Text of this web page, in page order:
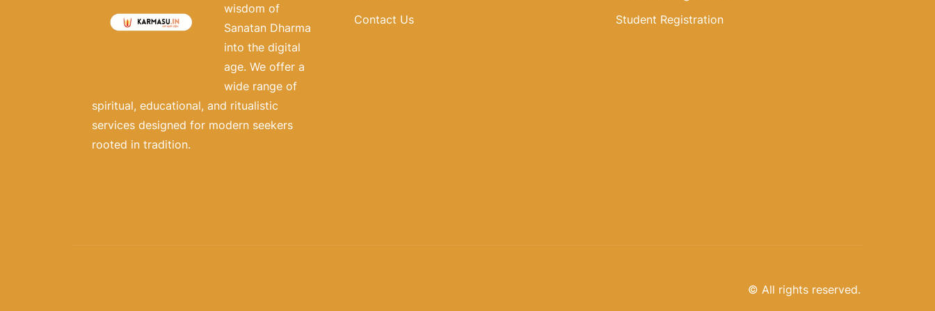
wisdom of
Sanatan Dharma
into the digital
age. We offer a
wide range of
spiritual, educational, and ritualistic
services designed for modern seekers
rooted in tradition.
Contact Us
Student Registration
© All rights reserved.